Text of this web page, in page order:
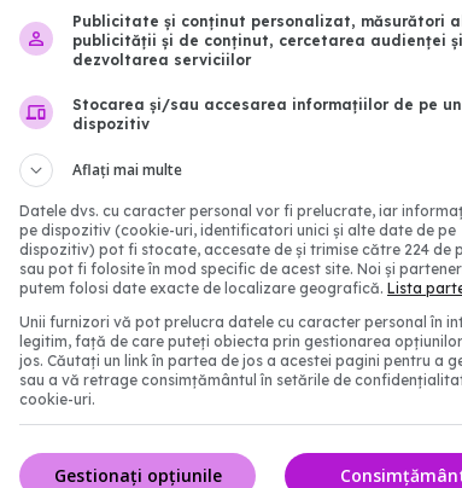
sau ibuprofen: care
și când se ia
Alimente
pisici: lista pe
ar trebui s-o
30 iun 2026, 12:20
Publicitate și conținut personalizat, măsurători
publicității și de conținut, cercetarea audienței și
dezvoltarea serviciilor
Stocarea și/sau accesarea informațiilor de pe un
dispozitiv
Aflați mai multe
Datele dvs. cu caracter personal vor fi prelucrate, iar
pe dispozitiv (cookie-uri, identificatori unici și alte date de pe
dispozitiv) pot fi stocate, accesate de și trimise către 224 de
sau pot fi folosite în mod specific de acest site. Noi și
putem folosi date exacte de localizare geografică. Lista
Unii furnizori vă pot prelucra datele cu caracter personal în
legitim, față de care puteți obiecta prin gestionarea
jos. Căutați un link în partea de jos a acestei pagini pentru a
sau a vă retrage consimțământul în setările de
cookie-uri.
Gestionați opțiunile